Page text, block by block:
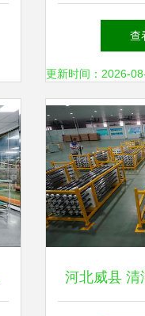
发线试验成
技
查
更新时间：2026-
河北威县 清